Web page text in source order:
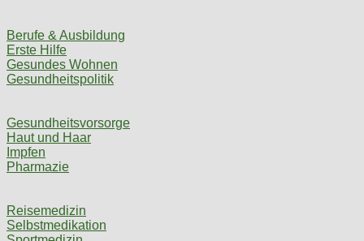
Berufe & Ausbildung
Erste Hilfe
Gesundes Wohnen
Gesundheitspolitik
Gesundheitsvorsorge
Haut und Haar
Impfen
Pharmazie
Reisemedizin
Selbstmedikation